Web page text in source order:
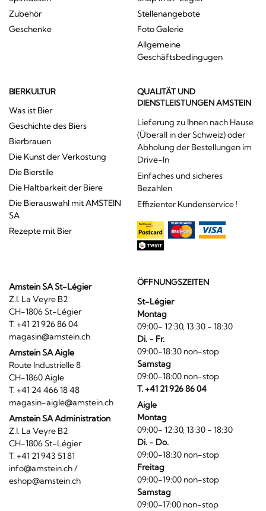
Zubehör
Geschenke
Stellenangebote
Foto Galerie
Allgemeine
Geschäftsbedingugen
BIERKULTUR
Was ist Bier
Geschichte des Biers
Bierbrauen
Die Kunst der Verkostung
Die Bierstile
Die Haltbarkeit der Biere
Die Bierauswahl mit AMSTEIN
SA
Rezepte mit Bier
QUALITÄT UND
DIENSTLEISTUNGEN AMSTEIN
Lieferung zu Ihnen nach Hause
(Überall in der Schweiz) oder
Abholung der Bestellungen im
Drive-In
Einfaches und sicheres
Bezahlen
Effizienter Kundenservice !
Amstein SA St-Légier
Z.I. La Veyre B2
CH-1806 St-Légier
T. +41 21 926 86 04
magasin@amstein.ch
Amstein SA Aigle
Route Industrielle 8
CH-1860 Aigle
T. +41 24 466 18 48
magasin-aigle@amstein.ch
Amstein SA Administration
Z.I. La Veyre B2
CH-1806 St-Légier
T. +41 21 943 51 81
info@amstein.ch/
eshop@amstein.ch
ÖFFNUNGSZEITEN
St-Légier
Montag
09:00- 12:30, 13:30 - 18:30
Di. - Fr.
09:00-18:30 non-stop
Samstag
09:00-18:00 non-stop
T. +41 21 926 86 04
Aigle
Montag
09:00- 12:30, 13:30 - 18:30
Di. - Do.
09:00-18:30 non-stop
Freitag
09:00-19:00 non-stop
Samstag
09:00-17:00 non-stop